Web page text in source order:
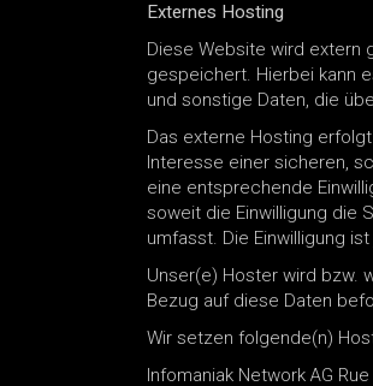
Externes Hosting
Diese Website wird
gespeichert. Hierbei kann
und sonstige Daten, die
Das externe Hosting
Interesse einer sicheren,
eine entsprechende
soweit die Einwilligung die
umfasst. Die Einwilligung
Unser(e) Hoster wird bzw.
Bezug auf diese Daten
Wir setzen folgende(n)
Infomaniak Network AG